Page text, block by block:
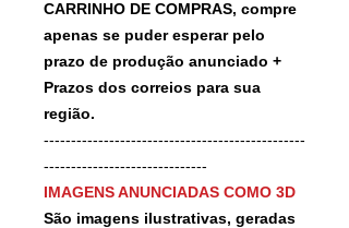
CARRINHO DE COMPRAS, compre
apenas se puder esperar pelo
prazo de produção anunciado +
Prazos dos correios para sua
região.
------------------------------------------------
------------------------------
IMAGENS ANUNCIADAS COMO 3D
São imagens ilustrativas, geradas